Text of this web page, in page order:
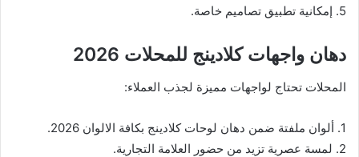
5. إمكانية تطبيق تصاميم خاصة.
دهان واجهات كلادينج للمحلات 2026
المحلات تحتاج لواجهات مميزة لجذب العملاء:
1. ألوان ملفتة ضمن دهان لوحات كلادينج بكافة الالوان 2026.
2. لمسة عصرية تزيد من حضور العلامة التجارية.